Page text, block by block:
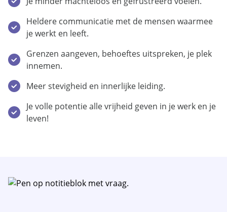
Heldere communicatie met de mensen waarmee
je werkt en leeft.
Grenzen aangeven, behoeftes uitspreken, je plek
innemen.
Meer stevigheid en innerlijke leiding.
Je volle potentie alle vrijheid geven in je werk en je
leven!